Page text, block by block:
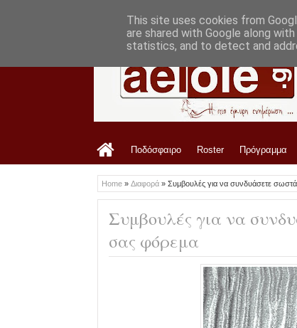
Ποδόσφαιρο Roster Πρόγραμμα
Home » Διαφορά » Συμβουλές για να συνδυάσετε
Συμβουλές για να
σας φόρεμα
This site uses cookies from
are shared with Google along
statistics, and to detect and